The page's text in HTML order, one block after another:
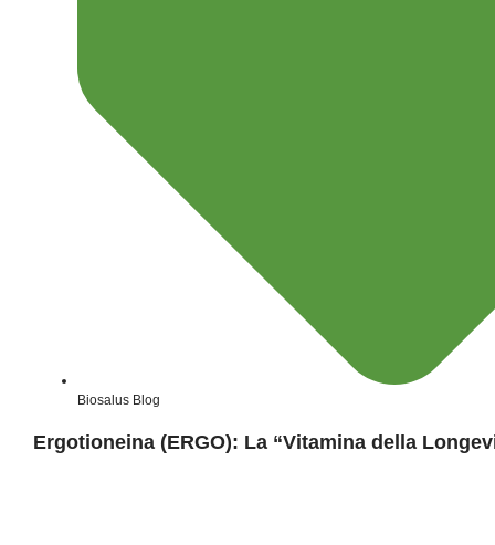
Biosalus Blog
Ergotioneina (ERGO): La “Vitamina della